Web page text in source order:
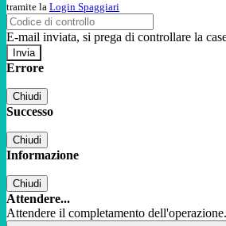
tramite la Login Spaggiari
E-mail inviata, si prega di controllare la
Errore
Chiudi
Successo
Chiudi
Informazione
Chiudi
Attendere...
Attendere il completamento